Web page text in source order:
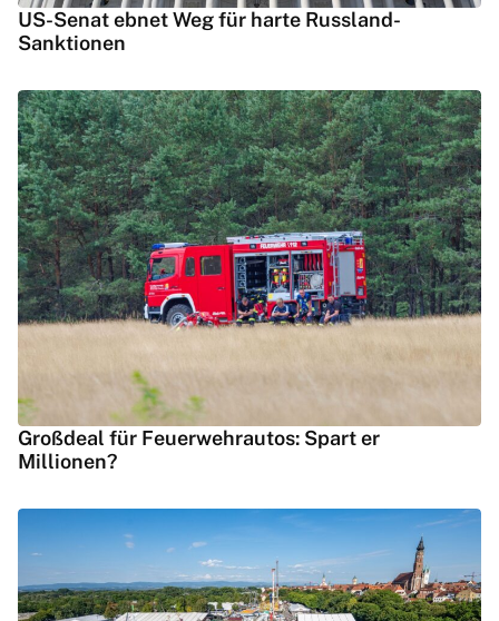
US-Senat ebnet Weg für harte Russland-
Sanktionen
Großdeal für Feuerwehrautos: Spart er
Millionen?